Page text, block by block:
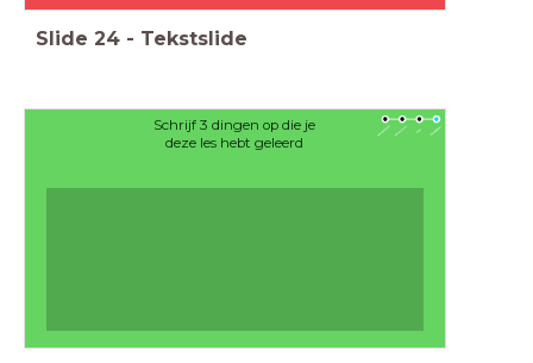
Slide 24 - Tekstslide
Schrijf 3 dingen op die je
deze les hebt geleerd